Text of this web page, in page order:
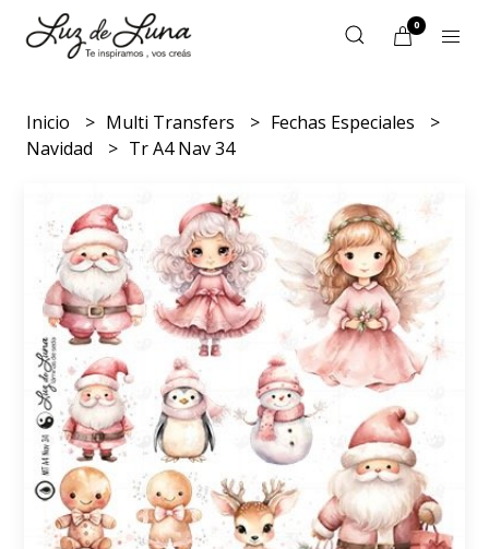
0
Inicio Multi Transfers
Fechas Especiales
Navidad
Tr A4 Nav 34